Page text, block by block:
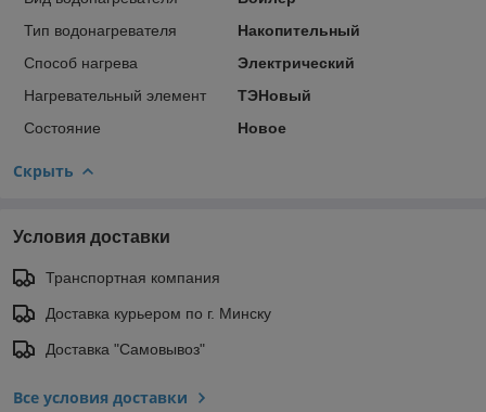
Тип водонагревателя
Накопительный
Способ нагрева
Электрический
Нагревательный элемент
ТЭНовый
Состояние
Новое
Скрыть
Условия доставки
Транспортная компания
Доставка курьером по г. Минску
Доставка "Самовывоз"
Все условия доставки